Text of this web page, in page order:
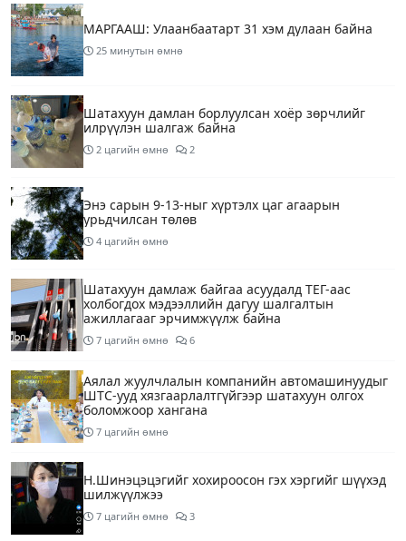
МАРГААШ: Улаанбаатарт 31 хэм дулаан байна
25 минутын өмнө
Шатахуун дамлан борлуулсан хоёр зөрчлийг
илрүүлэн шалгаж байна
2 цагийн өмнө 2
Энэ сарын 9-13-ныг хүртэлх цаг агаарын
урьдчилсан төлөв
4 цагийн өмнө
Шатахуун дамлаж байгаа асуудалд ТЕГ-аас
холбогдох мэдээллийн дагуу шалгалтын
ажиллагааг эрчимжүүлж байна
7 цагийн өмнө 6
Аялал жуулчлалын компанийн автомашинуудыг
ШТС-ууд хязгаарлалтгүйгээр шатахуун олгох
боломжоор хангана
7 цагийн өмнө
Н.Шинэцэцэгийг хохироосон гэх хэргийг шүүхэд
шилжүүлжээ
7 цагийн өмнө 3